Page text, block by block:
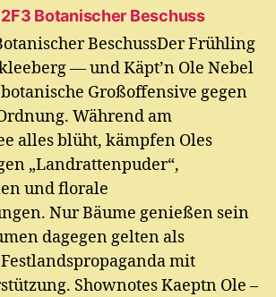
Botanischer Beschuss
BeschussDer Frühling
— und Käpt’n Ole Nebel
Großoffensive gegen
Während am
alles blüht, kämpfen Oles
„Landrattenpuder“,
und florale
Nur Bäume genießen sein
dagegen gelten als
mit
Shownotes Kaeptn Ole –